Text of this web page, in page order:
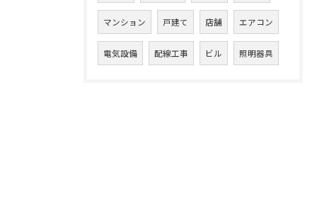
マンション 戸建て 店舗 エアコン
電気設備 配線工事 ビル 照明器具